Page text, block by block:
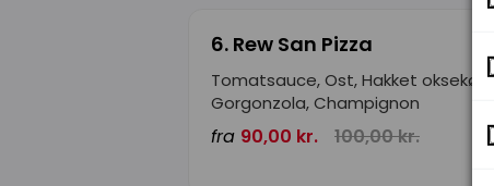
6. Rew San Pizza
Tomatsauce, Ost, Hakket oksekød,
Gorgonzola, Champignon
fra 90,00 kr. 100,00 kr.